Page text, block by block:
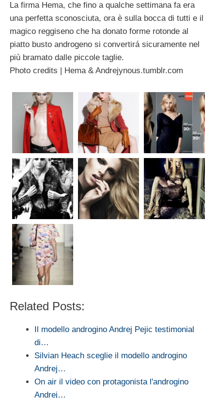
La firma Hema, che fino a qualche settimana fa era
una perfetta sconosciuta, ora è sulla bocca di tutti e il
magico reggiseno che ha donato forme rotonde al
piatto busto androgeno si convertirá sicuramente nel
più bramato dalle piccole taglie.
Photo credits | Hema & Andrejynous.tumblr.com
Related Posts:
Il modello androgino Andrej Pejic testimonial
di…
Silvian Heach sceglie il modello androgino
Andrej…
On air il video con protagonista l'androgino
Andrej…